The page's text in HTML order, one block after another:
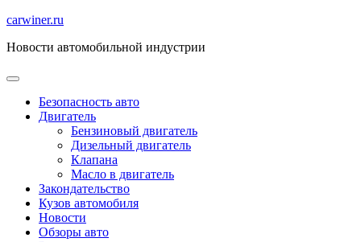
Перейти
содержимому
carwiner.ru
Новости автомобильной индустрии
Безопасность авто
Двигатель
Бензиновый двигатель
Дизельный двигатель
Клапана
Масло в двигатель
Закондательство
Кузов автомобиля
Новости
Обзоры авто